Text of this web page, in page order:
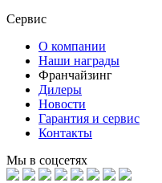
Сервис
О компании
Наши награды
Франчайзинг
Дилеры
Новости
Гарантия и сервис
Контакты
Мы в соцсетях